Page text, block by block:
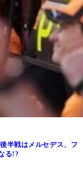
半戦はメルセデス、フ
る!?